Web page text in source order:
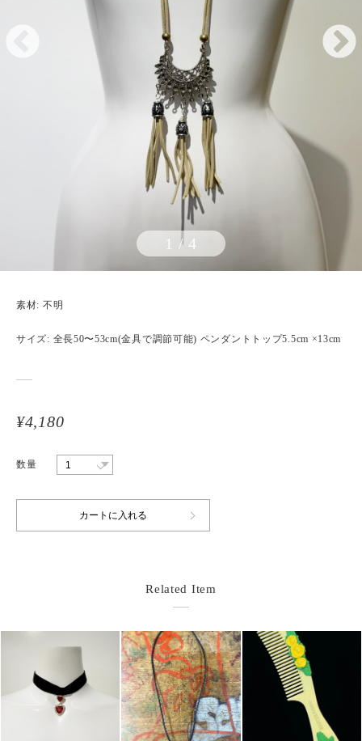
1 / 4
素材: 不明
サイズ: 全長50〜53cm(金具で調節可能) ペンダントトップ5.5cm ×13cm
¥4,180
数量
Related Item